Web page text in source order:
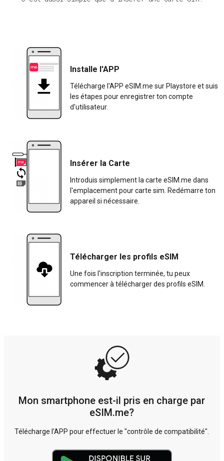
Installe l'APP
Télécharge l'APP eSIM.me sur Playstore et suis
les étapes pour enregistrer ton compte
d'utilisateur.
Insérer la Carte
Introduis simplement la carte eSIM.me dans
l'emplacement pour carte sim. Redémarre ton
appareil si nécessaire.
Télécharger les profils eSIM
Une fois l'inscription terminée, tu peux
commencer à télécharger des profils eSIM.
Mon smartphone est-il pris en charge par
eSIM.me?
Télécharge l'APP pour effectuer le "contrôle de compatibilité".